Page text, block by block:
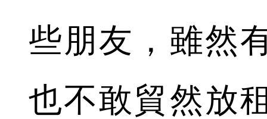
些朋友，雖然
也不敢貿然放